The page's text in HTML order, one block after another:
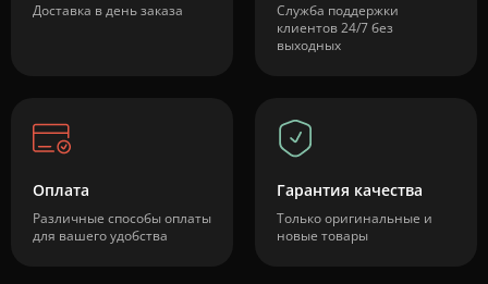
Доставка в день заказа
Служба поддержки
клиентов 24/7 без
выходных
Оплата
Различные способы оплаты
для вашего удобства
Гарантия качества
Только оригинальные и
новые товары